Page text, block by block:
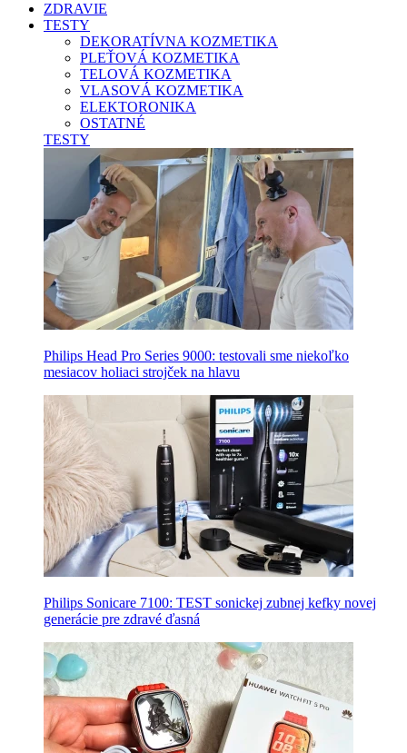
ZDRAVIE
TESTY
DEKORATÍVNA KOZMETIKA
PLEŤOVÁ KOZMETIKA
TELOVÁ KOZMETIKA
VLASOVÁ KOZMETIKA
ELEKTORONIKA
OSTATNÉ
TESTY
Philips Head Pro Series 9000: testovali sme niekoľko
mesiacov holiaci strojček na hlavu
Philips Sonicare 7100: TEST sonickej zubnej kefky novej
generácie pre zdravé ďasná